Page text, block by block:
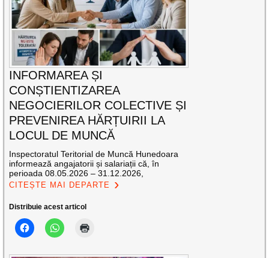
INFORMAREA ȘI
CONȘTIENTIZAREA
NEGOCIERILOR COLECTIVE ȘI
PREVENIREA HĂRȚUIRII LA
LOCUL DE MUNCĂ
Inspectoratul Teritorial de Muncă Hunedoara
informează angajatorii și salariații că, în
perioada 08.05.2026 – 31.12.2026,
CITEȘTE MAI DEPARTE
Distribuie acest articol